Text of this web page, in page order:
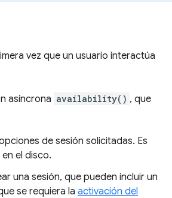
vez que un usuario interactúa
asíncrona availability() , que
de sesión solicitadas. Es
el disco.
una sesión, que pueden incluir un
se requiera la activación del